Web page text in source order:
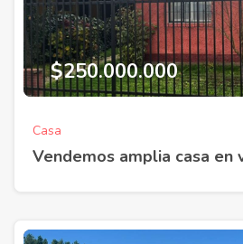
$250.000.000
Casa
Vendemos amplia casa en